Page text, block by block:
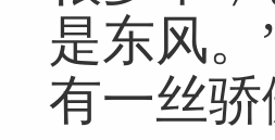
是东风
有一丝